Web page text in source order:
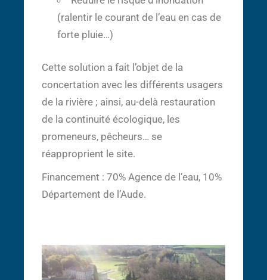
(ralentir le courant de l’eau en cas de
forte pluie…)
Cette solution a fait l’objet de la
concertation avec les différents usagers
de la rivière ; ainsi, au-delà restauration
de la continuité écologique, les
promeneurs, pêcheurs… se
réapproprient le site.
Financement : 70% Agence de l’eau, 10%
Département de l’Aude.